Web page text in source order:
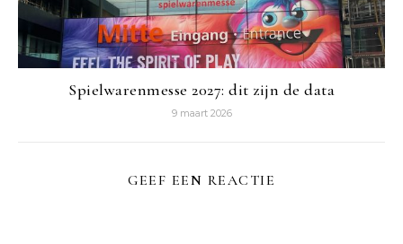
Spielwarenmesse 2027: dit zijn de data
9 maart 2026
GEEF EEN REACTIE